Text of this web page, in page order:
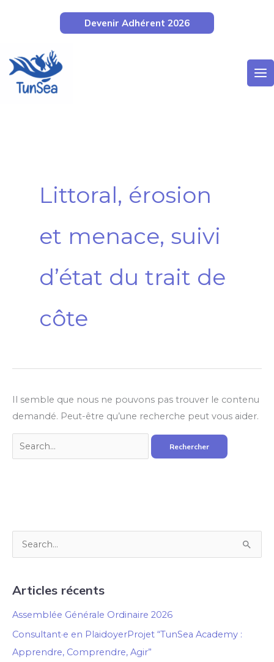
Devenir Adhérent 2026
Littoral, érosion
et menace, suivi
d’état du trait de
côte
Il semble que nous ne pouvons pas trouver le contenu
demandé. Peut-être qu’une recherche peut vous aider.
e
r
c
Articles récents
Assemblée Générale Ordinaire 2026
Consultant·e en PlaidoyerProjet “TunSea Academy :
Apprendre, Comprendre, Agir”